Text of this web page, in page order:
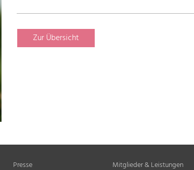
Zur Übersicht
Presse Mitglieder & Leistungen